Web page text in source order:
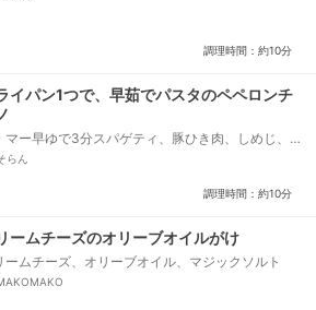
調理時間：約10分
イパン1つで、早茹でパスタのペペロンチ
マー早ゆで3分スパゲティ、豚ひき肉、しめじ、水
赤とうがらし、オリーブオイル、水、塩（スパゲ
らん
調理時間：約10分
ームチーズのオリーブオイルがけ
ームチーズ、オリーブオイル、マジックソルト